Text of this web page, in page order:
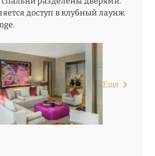
доступ в клубный лаунж
Еще